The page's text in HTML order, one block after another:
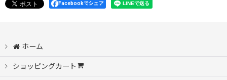
Facebookでシェア
ホーム
ショッピングカート